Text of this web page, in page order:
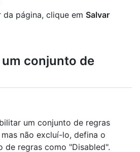
página, clique em Salvar
conjunto de
um conjunto de regras
não excluí-lo, defina o
de regras como "Disabled".